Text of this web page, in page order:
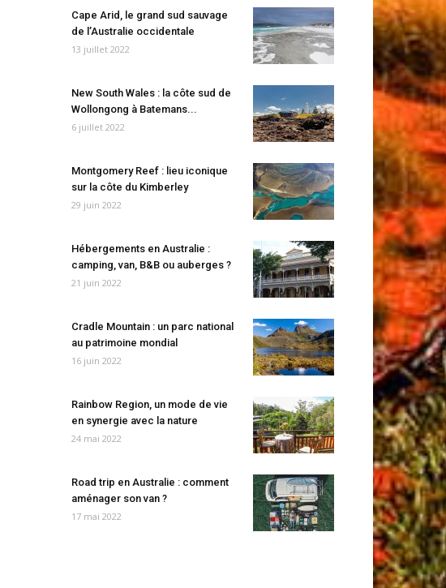
Cape Arid, le grand sud sauvage
de l’Australie occidentale
13 juillet 2022
New South Wales : la côte sud de
Wollongong à Batemans...
6 juillet 2022
Montgomery Reef : lieu iconique
sur la côte du Kimberley
29 juin 2022
Hébergements en Australie :
camping, van, B&B ou auberges ?
21 juin 2022
Cradle Mountain : un parc national
au patrimoine mondial
16 juin 2022
Rainbow Region, un mode de vie
en synergie avec la nature
24 mai 2022
Road trip en Australie : comment
aménager son van ?
17 mai 2022